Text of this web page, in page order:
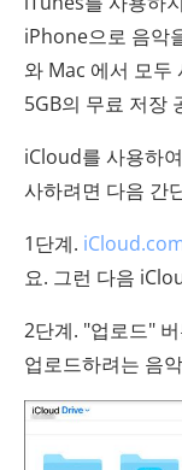
iPhone으로 음악
와 Mac 에서 모두
5GB의 무료 저장
iCloud를 사용하
사하려면 다음 간
1단계.
요. 그런 다음
2단계. "업로드"
업로드하려는 음